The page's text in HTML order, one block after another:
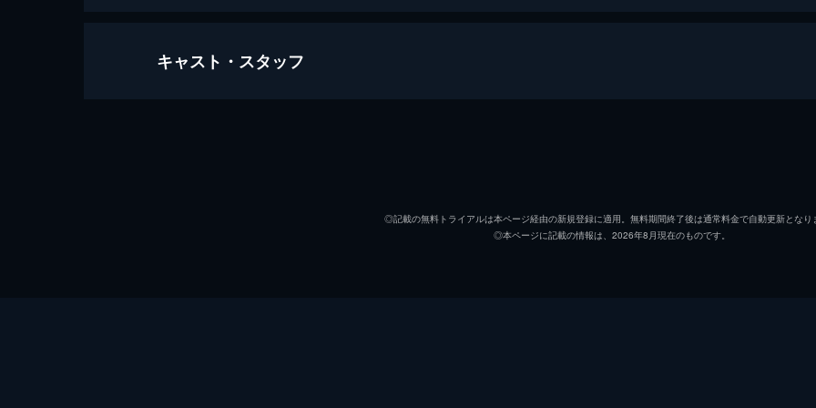
MOON GARDEN／ムーンガーデン
キャスト・スタッフ
ヘイヴン・リー・ハリス
◎記載の無料トライアルは本ページ経由の新規登録に適用。無料期間終了後は通常料金で自動更新となり
◎本ページに記載の情報は、2026年8月現在のものです。